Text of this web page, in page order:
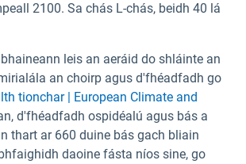
2100. Sa chás L-chás, beidh 40 lá
leis an aeráid do shláinte an
an choirp agus d'fhéadfadh go
tionchar | European Climate and
d'fhéadfadh ospidéalú agus bás a
thart ar 660 duine bás gach bliain
daoine fásta níos sine, go